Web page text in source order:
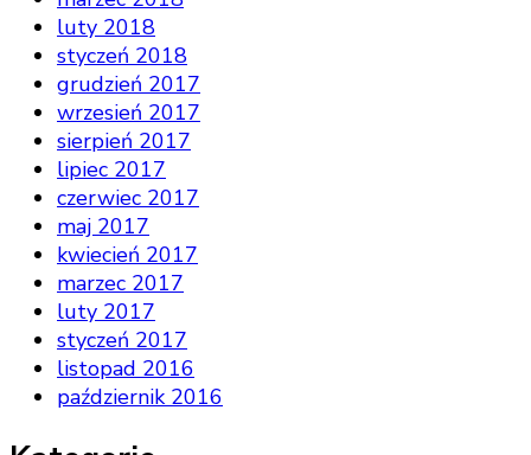
luty 2018
styczeń 2018
grudzień 2017
wrzesień 2017
sierpień 2017
lipiec 2017
czerwiec 2017
maj 2017
kwiecień 2017
marzec 2017
luty 2017
styczeń 2017
listopad 2016
październik 2016